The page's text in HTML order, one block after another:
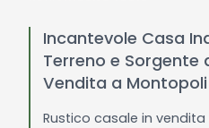
Incantevole Casa
Terreno e Sorgente
Vendita a
Rustico casale in